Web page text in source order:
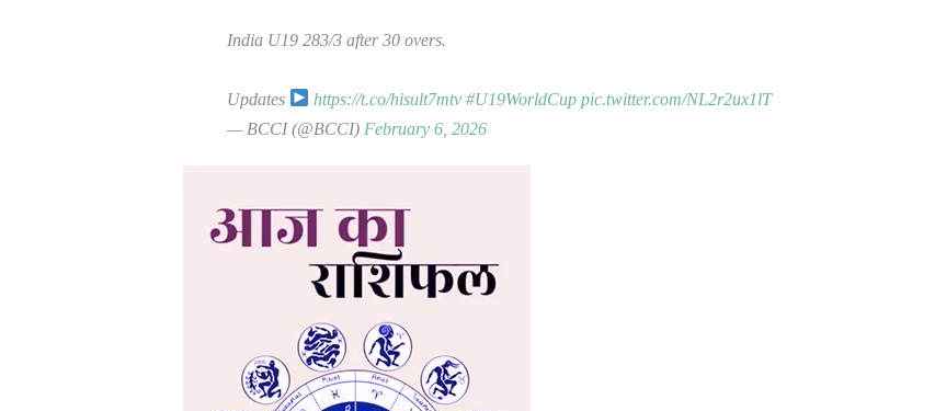
India U19 283/3 after 30 overs.
Updates https://t.co/hisult7mtv #U19WorldCup pic.twitter.com/NL2r2ux1lT
— BCCI (@BCCI) February 6, 2026